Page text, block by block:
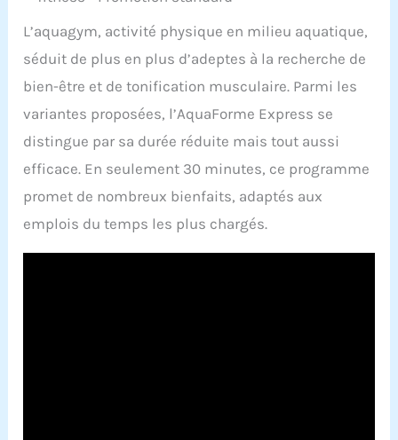
L’aquagym, activité physique en milieu aquatique,
séduit de plus en plus d’adeptes à la recherche de
bien-être et de tonification musculaire. Parmi les
variantes proposées, l’AquaForme Express se
distingue par sa durée réduite mais tout aussi
efficace. En seulement 30 minutes, ce programme
promet de nombreux bienfaits, adaptés aux
emplois du temps les plus chargés.